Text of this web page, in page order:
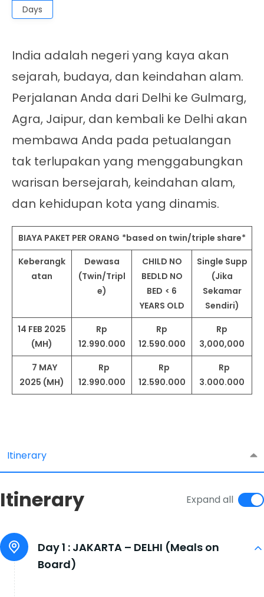
Days
India adalah negeri yang kaya akan
sejarah, budaya, dan keindahan alam.
Perjalanan Anda dari Delhi ke Gulmarg,
Agra, Jaipur, dan kembali ke Delhi akan
membawa Anda pada petualangan
tak terlupakan yang menggabungkan
warisan bersejarah, keindahan alam,
dan kehidupan kota yang dinamis.
BIAYA PAKET PER ORANG *based on twin/triple share*
Keberangk
atan
Dewasa
(Twin/Tripl
e)
CHILD NO
BEDLD NO
BED < 6
YEARS OLD
Single Supp
(Jika
Sekamar
Sendiri)
14 FEB 2025
(MH)
Rp
12.990.000
Rp
12.590.000
Rp
3,000,000
7 MAY
2025 (MH)
Rp
12.990.000
Rp
12.590.000
Rp
3.000.000
Itinerary
Itinerary Expand all
Day 1 : JAKARTA – DELHI (Meals on
Board)